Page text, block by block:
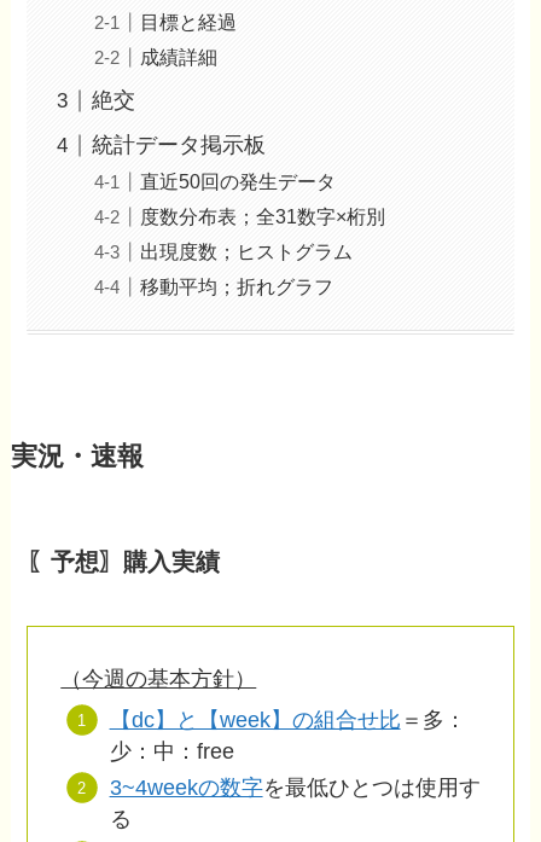
目標と経過
成績詳細
絶交
統計データ掲示板
直近50回の発生データ
度数分布表；全31数字×桁別
出現度数；ヒストグラム
移動平均；折れグラフ
実況・速報
〖予想〗購入実績
（今週の基本方針）
【dc】と【week】の組合せ比 ＝多：
少：中：free
3~4weekの数字を最低ひとつは使用す
る